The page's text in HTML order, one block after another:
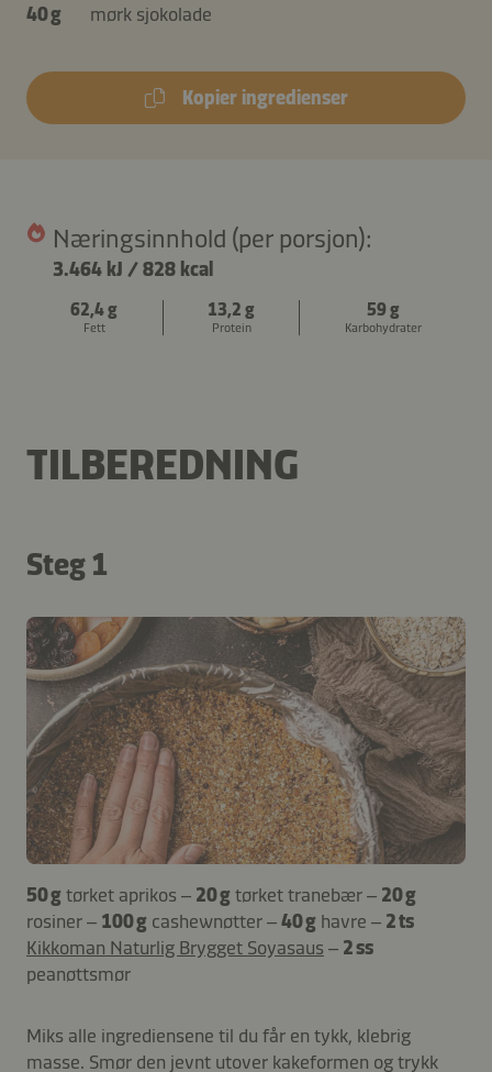
40 g
mørk sjokolade
Kopier ingredienser
Næringsinnhold (per porsjon):
3.464 kJ /828 kcal
62,4 g
Fett
13,2 g
Protein
59 g
Karbohydrater
TILBEREDNING
Steg 1
50 gtørket aprikos – 20 gtørket tranebær – 20 g
rosiner – 100 g cashewnøtter –40 g havre – 2 ts
Kikkoman Naturlig Brygget Soyasaus – 2 ss
peanøttsmør
Miks alle ingrediensene til du får en tykk, klebrig
masse. Smør den jevnt utover kakeformen og trykk